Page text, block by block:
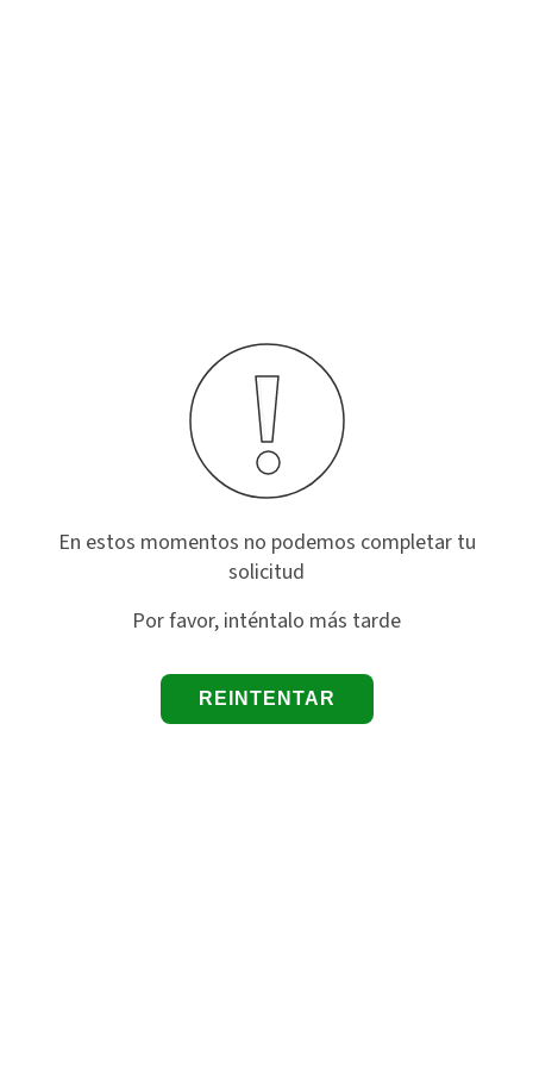
En estos momentos no podemos completar tu
solicitud
Por favor, inténtalo más tarde
REINTENTAR